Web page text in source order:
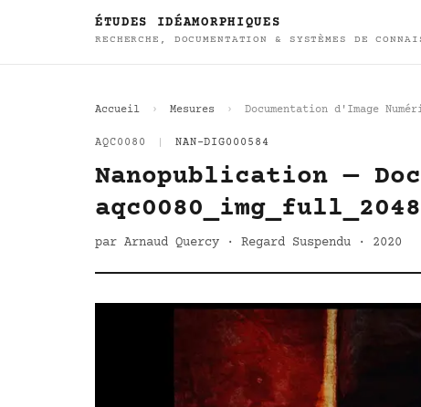
ÉTUDES IDÉAMORPHIQUES
RECHERCHE, DOCUMENTATION & SYSTÈMES DE
Accueil Mesures Documentation d'Image
AQC0080 NAN-DIG000584
Nanopublication —
par Arnaud Quercy · Regard Suspendu · 2020